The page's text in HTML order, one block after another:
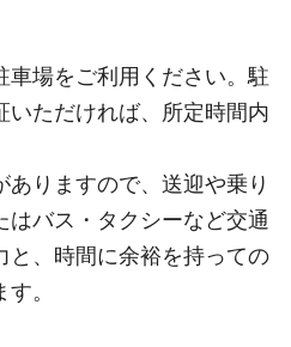
車場をご利用ください。駐
いただければ、所定時間内
りますので、送迎や乗り
バス・タクシーなど交通
と、時間に余裕を持っての
。